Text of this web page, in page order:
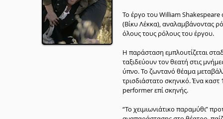
Το έργο του William Shakespeare
(Βίκυ Λέκκα), αναλαμβάνοντας
όλους τους ρόλους του έργου.
Η παράσταση εμπλουτίζεται
ταξιδεύουν τον θεατή στις
ύπνο. Το ζωντανό θέαμα
τρισδιάστατο σκηνικό. Ένα
performer επί σκηνής.
“Το χειμιωνιάτικο παραμύθι”